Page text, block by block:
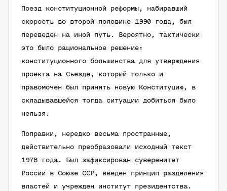
Поезд конституционной реформы, набиравший
скорость во второй половине 1990 года, был
переведен на иной путь. Вероятно, тактически
это было рациональное решение:
конституционного большинства для утверждения
проекта на Съезде, который только и
правомочен был принять новую Конституцию, в
складывавшейся тогда ситуации добиться было
нельзя.
Поправки, нередко весьма пространные,
действительно преобразовали исходный текст
1978 года. Был зафиксирован суверенитет
России в Союзе ССР, введен принцип разделения
властей и учрежден институт президентства.